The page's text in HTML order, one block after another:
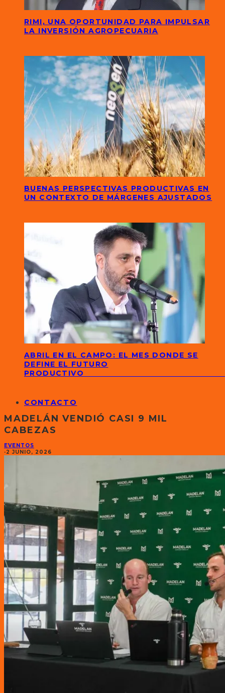
RIMI, UNA OPORTUNIDAD PARA IMPULSAR
LA INVERSIÓN AGROPECUARIA
BUENAS PERSPECTIVAS PRODUCTIVAS EN
UN CONTEXTO DE MÁRGENES AJUSTADOS
ABRIL EN EL CAMPO: EL MES DONDE SE
DEFINE EL FUTURO
PRODUCTIVO
CONTACTO
MADELÁN VENDIÓ CASI 9 MIL
CABEZAS
EVENTOS
·2 JUNIO, 2026